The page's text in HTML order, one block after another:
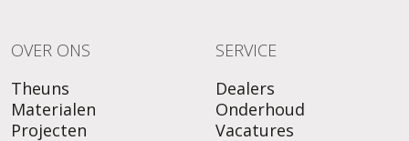
OVER ONS
Theuns
Materialen
Projecten
SERVICE
Dealers
Onderhoud
Vacatures